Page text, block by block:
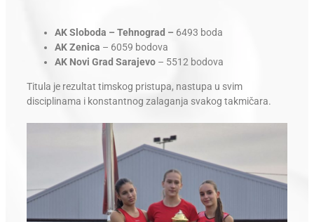
AK Sloboda – Tehnograd – 6493 boda
AK Zenica – 6059 bodova
AK Novi Grad Sarajevo – 5512 bodova
Titula je rezultat timskog pristupa, nastupa u svim
disciplinama i konstantnog zalaganja svakog takmičara.